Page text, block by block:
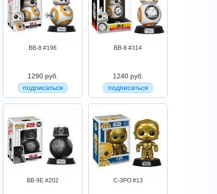
BB-8 #196
1290 руб.
подписаться
BB-8 #314
1240 руб.
подписаться
BB-9E #202 C-3PO #13